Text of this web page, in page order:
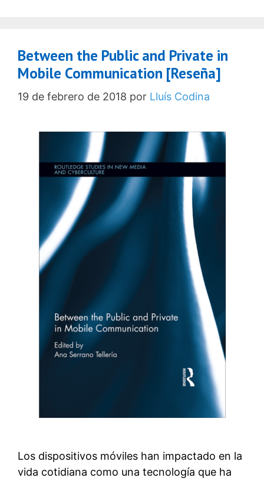
Between the Public and Private in
Mobile Communication [Reseña]
19 de febrero de 2018 por Lluís Codina
Los dispositivos móviles han impactado en la
vida cotidiana como una tecnología que ha